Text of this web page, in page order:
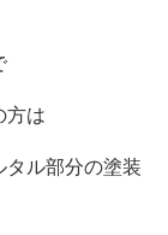
方は
タル部分の塗装